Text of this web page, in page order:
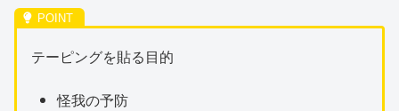
テーピングを貼る目的
怪我の予防